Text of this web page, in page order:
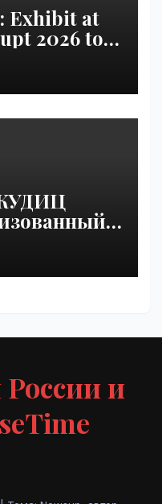
Exhibit at
2026 to
|
Mind
России и